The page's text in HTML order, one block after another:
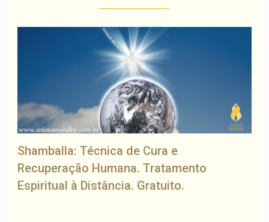
Shamballa: Técnica de Cura e
Recuperação Humana. Tratamento
Espiritual à Distância. Gratuito.